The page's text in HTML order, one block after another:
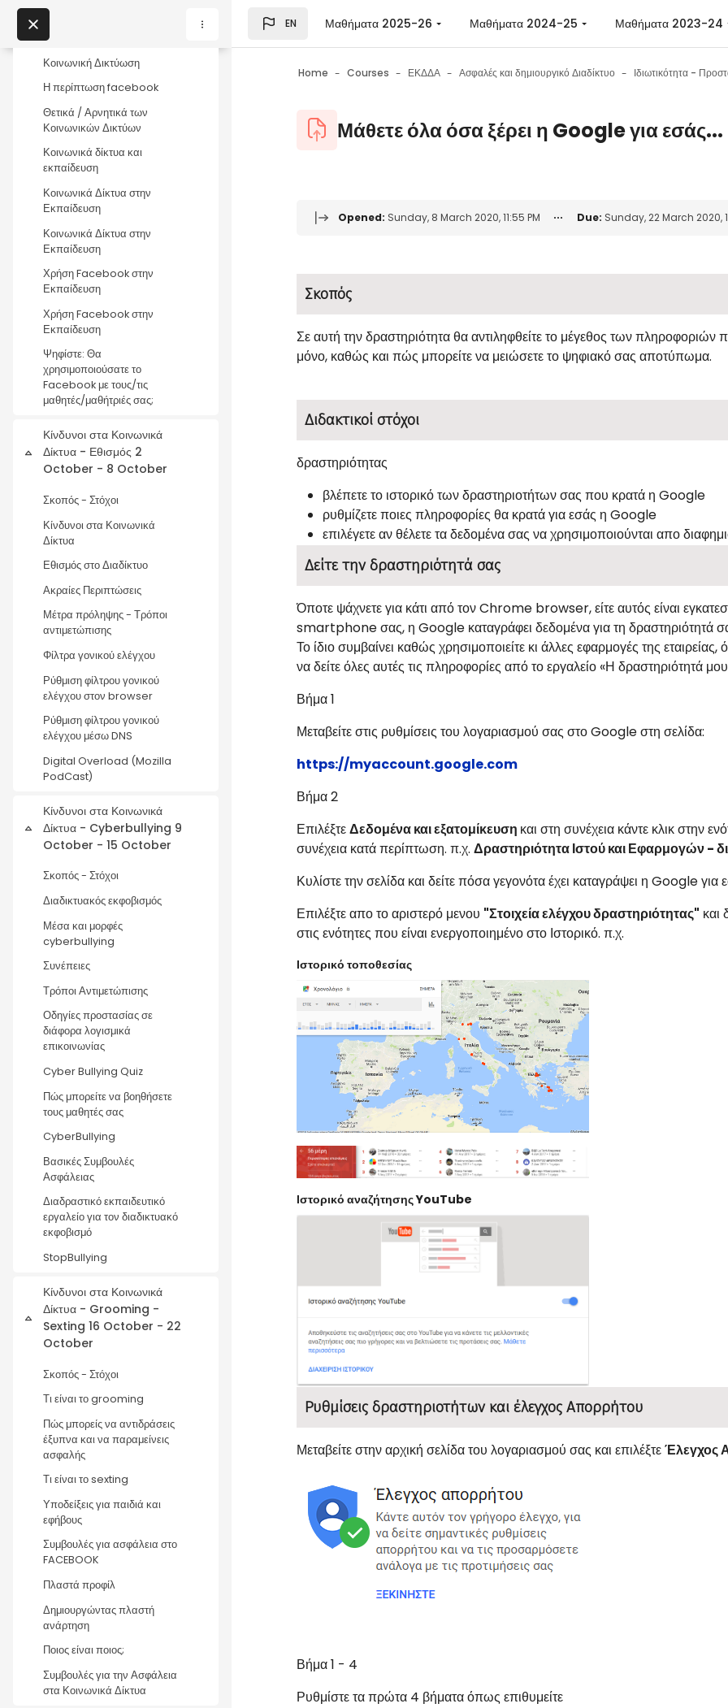
Blocks
Blocks
September - 1 October
Σκοπός - Στόχοι
Κοινωνική Δικτύωση
Η περίπτωση facebook
Θετικά / Αρνητικά των
Κοινωνικών Δικτύων
Κοινωνικά δίκτυα και
εκπαίδευση
Κοινωνικά Δίκτυα στην
Εκπαίδευση
Κοινωνικά Δίκτυα στην
Εκπαίδευση
Χρήση Facebook στην
Εκπαίδευση
Χρήση Facebook στην
Εκπαίδευση
Ψηφίστε: Θα
χρησιμοποιούσατε το
Facebook με τους/τις
μαθητές/μαθήτριές σας;
Collapse
Κίνδυνοι στα Κοινωνικά
Δίκτυα - Εθισμός 2
October - 8 October
Σκοπός - Στόχοι
Κίνδυνοι στα Κοινωνικά
Δίκτυα
Εθισμός στο Διαδίκτυο
Ακραίες Περιπτώσεις
Μέτρα πρόληψης - Τρόποι
αντιμετώπισης
Φίλτρα γονικού ελέγχου
Ρύθμιση φίλτρου γονικού
ελέγχου στον browser
Ρύθμιση φίλτρου γονικού
ελέγχου μέσω DNS
Digital Overload (Mozilla
PodCast)
Collapse
Κίνδυνοι στα Κοινωνικά
Δίκτυα - Cyberbullying 9
October - 15 October
Σκοπός - Στόχοι
Διαδικτυακός εκφοβισμός
Μέσα και μορφές
cyberbullying
Συνέπειες
Τρόποι Αντιμετώπισης
Οδηγίες προστασίας σε
διάφορα λογισμικά
επικοινωνίας
Cyber Bullying Quiz
Πώς μπορείτε να βοηθήσετε
τους μαθητές σας
CyberBullying
Βασικές Συμβουλές
Ασφάλειας
Διαδραστικό εκπαιδευτικό
εργαλείο για τον διαδικτυακό
εκφοβισμό
StopBullying
Collapse
Κίνδυνοι στα Κοινωνικά
Δίκτυα - Grooming -
Sexting 16 October - 22
October
Σκοπός - Στόχοι
Τι είναι το grooming
Πώς μπορείς να αντιδράσεις
έξυπνα και να παραμείνεις
ασφαλής
Τι είναι το sexting
Υποδείξεις για παιδιά και
εφήβους
Συμβουλές για ασφάλεια στο
FACEBOOK
Πλαστά προφίλ
Δημιουργώντας πλαστή
ανάρτηση
Ποιος είναι ποιος;
Συμβουλές για την Ασφάλεια
στα Κοινωνικά Δίκτυα
EN Μαθήματα 2025-26 Μαθήματα 2024-25 Μαθήματα 2023-24
Home Courses ΕΚΔΔΑ Ασφαλές και δημιουργικό Διαδίκτυο
BlocksΜάθετε όλα όσα ξέρει η Google για εσάς...
Blocks
Completion requirements
Opened: Sunday, 8 March 2020, 11:55 PM Due: Sunday, 22 March 2020,
Σκοπός
Σε αυτή την δραστηριότητα θα αντιληφθείτε το μέγεθος των
μόνο, καθώς και πώς μπορείτε να μειώσετε το ψηφιακό σας αποτύπωμα.
Διδακτικοί στόχοι
δραστηριότητας
βλέπετε το ιστορικό των δραστηριοτήτων σας που κρατά η Google
ρυθμίζετε ποιες πληροφορίες θα κρατά για εσάς η Google
επιλέγετε αν θέλετε τα δεδομένα σας να χρησιμοποιούνται απο
Δείτε την δραστηριότητά σας
Όποτε ψάχνετε για κάτι από τον Chrome browser, είτε αυτός είναι
smartphone σας, η Google καταγράφει δεδομένα για τη δραστηριότητά
Το ίδιο συμβαίνει καθώς χρησιμοποιείτε κι άλλες εφαρμογές της
να δείτε όλες αυτές τις πληροφορίες από το εργαλείο «Η δραστηριότητά
Βήμα 1
Μεταβείτε στις ρυθμίσεις του λογαριασμού σας στο Google στη σελίδα:
https://myaccount.google.com
Βήμα 2
ΕπιλέξτεΔεδομένα και εξατομίκευση και στη συνέχεια κάντε κλικ στην
συνέχεια κατά περίπτωση. π.χ. Δραστηριότητα Ιστού και Εφαρμογών -
Κυλίστε την σελίδα και δείτε πόσα γεγονότα έχει καταγράψει η Google για
Επιλέξτε απο το αριστερό μενου "Στοιχεία ελέγχου δραστηριότητας" και
στις ενότητες που είναι ενεργοποιημένο στο Ιστορικό. π.χ.
Ιστορικό τοποθεσίας
Ιστορικό αναζήτησης YouTube
Ρυθμίσεις δραστηριοτήτων και έλεγχος Απορρήτου
Μεταβείτε στην αρχική σελίδα του λογαριασμού σας και επιλέξτεΈλεγχος
Βήμα 1 - 4
Ρυθμίστε τα πρώτα 4 βήματα όπως επιθυμείτε